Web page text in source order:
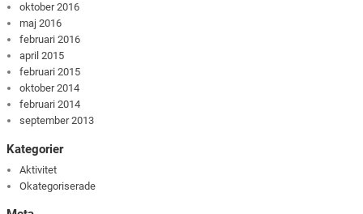
oktober 2016
maj 2016
februari 2016
april 2015
februari 2015
oktober 2014
februari 2014
september 2013
Kategorier
Aktivitet
Okategoriserade